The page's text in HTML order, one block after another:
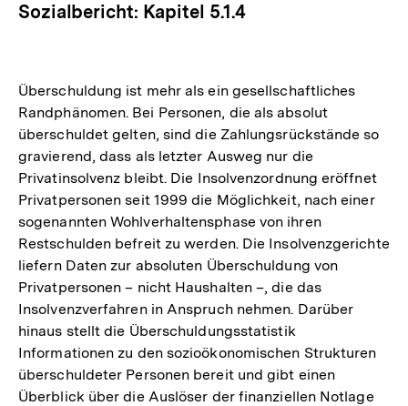
Sozialbericht: Kapitel 5.1.4
Überschuldung ist mehr als ein gesellschaftliches
Randphänomen. Bei Personen, die als absolut
überschuldet gelten, sind die Zahlungsrückstände so
gravierend, dass als letzter Ausweg nur die
Privatinsolvenz bleibt. Die Insolvenzordnung eröffnet
Privatpersonen seit 1999 die Möglichkeit, nach einer
sogenannten Wohlverhaltensphase von ihren
Restschulden befreit zu werden. Die Insolvenzgerichte
liefern Daten zur absoluten Überschuldung von
Privatpersonen – nicht Haushalten –, die das
Insolvenzverfahren in Anspruch nehmen. Darüber
hinaus stellt die Überschuldungsstatistik
Informationen zu den sozioökonomischen Strukturen
überschuldeter Personen bereit und gibt einen
Überblick über die Auslöser der finanziellen Notlage